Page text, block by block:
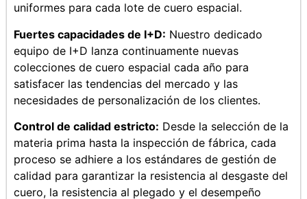
uniformes para cada lote de cuero espacial.
Fuertes capacidades de I+D: Nuestro dedicado
equipo de I+D lanza continuamente nuevas
colecciones de cuero espacial cada año para
satisfacer las tendencias del mercado y las
necesidades de personalización de los clientes.
Control de calidad estricto: Desde la selección de la
materia prima hasta la inspección de fábrica, cada
proceso se adhiere a los estándares de gestión de
calidad para garantizar la resistencia al desgaste del
cuero, la resistencia al plegado y el desempeño